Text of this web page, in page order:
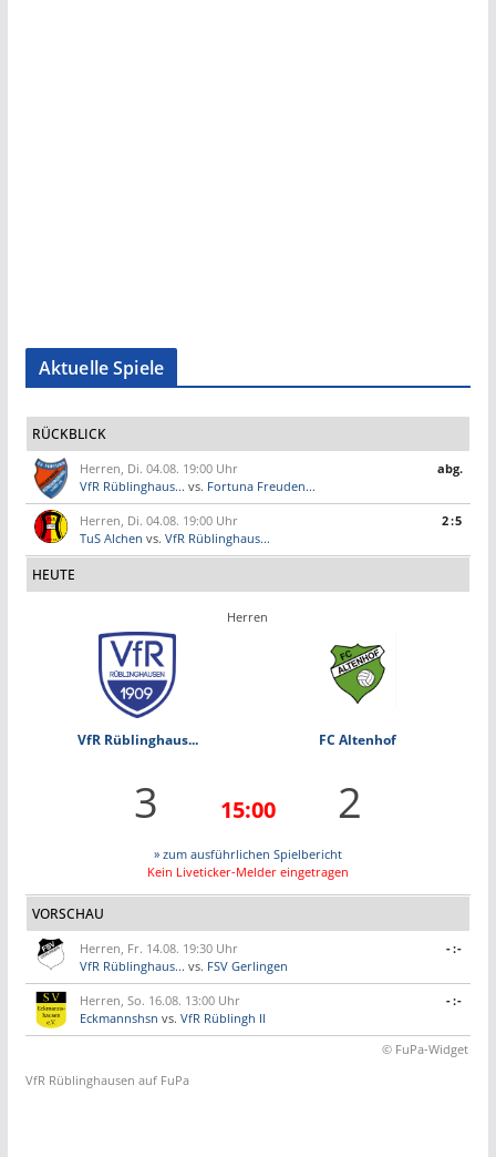
Aktuelle Spiele
RÜCKBLICK
Herren, Di. 04.08. 19:00 Uhr
VfR Rüblinghaus... vs. Fortuna Freuden...
abg.
Herren, Di. 04.08. 19:00 Uhr
TuS Alchen vs. VfR Rüblinghaus...
2:5
HEUTE
Herren
VfR Rüblinghaus... FC Altenhof
3 15:00 2
» zum ausführlichen Spielbericht
Kein Liveticker-Melder eingetragen
VORSCHAU
Herren, Fr. 14.08. 19:30 Uhr
VfR Rüblinghaus... vs. FSV Gerlingen
-:-
Herren, So. 16.08. 13:00 Uhr
Eckmannshsn vs. VfR Rüblingh II
-:-
© FuPa-Widget
VfR Rüblinghausen auf FuPa